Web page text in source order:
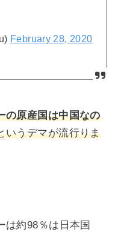
February 28, 2020
の原産国は中国なの
いうデマが流行りま
は約98％は日本国